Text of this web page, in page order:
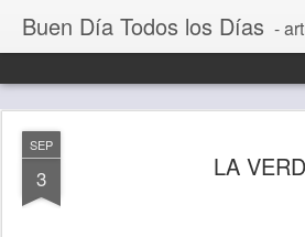
Buen Día Todos los Días - artículos
SEP
3 LA